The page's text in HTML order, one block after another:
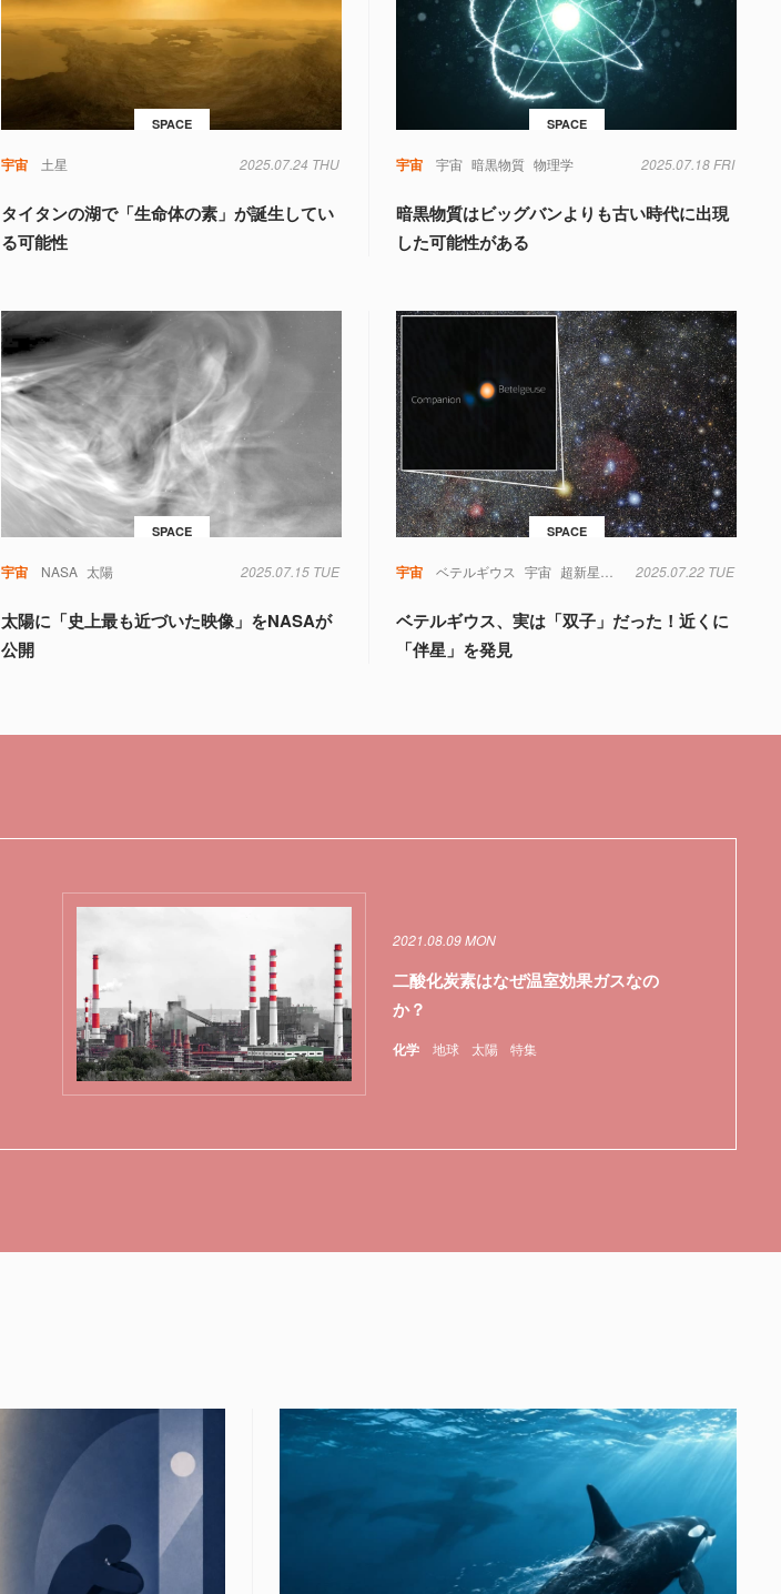
SPACE
宇宙 土星 2025.07.24 THU
タイタンの湖で「生命体の素」が誕生してい
る可能性
SPACE
宇宙 宇宙 暗黒物質 物理学 2025.07.18 FRI
暗黒物質はビッグバンよりも古い時代に出現
した可能性がある
SPACE
宇宙 NASA 太陽 2025.07.15 TUE
太陽に「史上最も近づいた映像」をNASAが
公開
SPACE
宇宙 ベテルギウス 宇宙 超新星爆発 2025.07.22 TUE
ベテルギウス、実は「双子」だった！近くに
「伴星」を発見
化学 地球 太陽 特集
2021.08.09 MON
二酸化炭素はなぜ温室効果ガスなの
か？